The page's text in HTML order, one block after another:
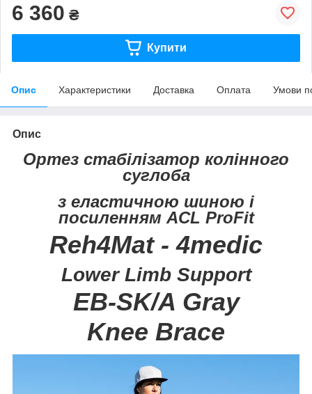
6 360 ₴
Купити
Опис Характеристики Доставка Оплата Умови
Опис
Ортез стабілізатор колінного
суглоба
з еластичною шиною і
посиленням ACL ProFit
Reh4Mat - 4medic
Lower Limb Support
EB-SK/A Gray
Knee Brace